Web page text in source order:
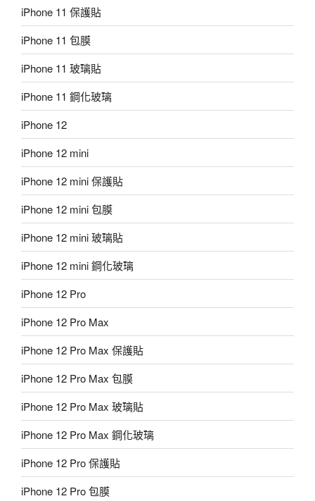
iPhone 11 保護貼
iPhone 11 包膜
iPhone 11 玻璃貼
iPhone 11 鋼化玻璃
iPhone 12
iPhone 12 mini
iPhone 12 mini 保護貼
iPhone 12 mini 包膜
iPhone 12 mini 玻璃貼
iPhone 12 mini 鋼化玻璃
iPhone 12 Pro
iPhone 12 Pro Max
iPhone 12 Pro Max 保護貼
iPhone 12 Pro Max 包膜
iPhone 12 Pro Max 玻璃貼
iPhone 12 Pro Max 鋼化玻璃
iPhone 12 Pro 保護貼
iPhone 12 Pro 包膜